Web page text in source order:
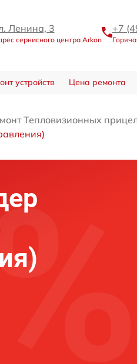
Ленина, 3
сервисного центра Arkon
+7
устройств Цена ремонта
Тепловизионных